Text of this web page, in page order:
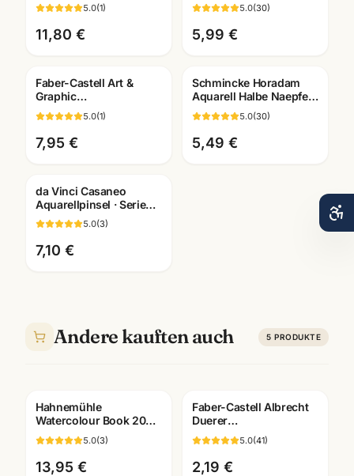
Mannheim
5.0(1)
11,80 €
Farben Mannheim
5.0(30)
5,99 €
Faber-Castell Art &
Graphic
Wassertankpinsel ·
Water Brush · versch.
Groessen
5.0(1)
7,95 €
Schmincke Horadam
Aquarell Halbe Naepfe ·
Künstlerfarben einzeln ·
alle Farben
5.0(30)
5,49 €
da Vinci Casaneo
Aquarellpinsel · Serie
5598/5898/498 ·
Künstlerbedarf
Mannheim
5.0(3)
7,10 €
Andere kauften auch 5 PRODUKTE
Hahnemühle
Watercolour Book 200g
· 60 Seiten · A4/A5/A6 ·
Aquarellbuch
Mannheim
5.0(3)
13,95 €
Faber-Castell Albrecht
Duerer
Kuenstlerfarbstift ·
Einzelstift alle Farben ·
Mannheim
5.0(41)
2,19 €